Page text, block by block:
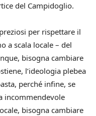
del Campidoglio.
per rispettare il
a scala locale – del
bisogna cambiare
l’ideologia plebea
perché infine, se
incommendevole
bisogna cambiare